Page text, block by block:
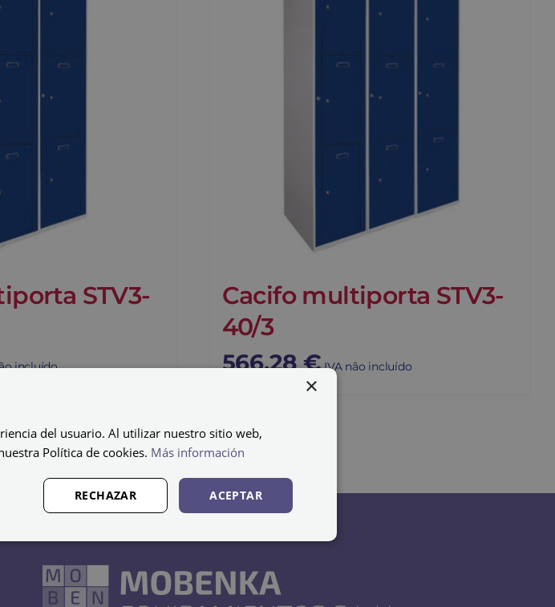
STV3-
incluído
Cacifo multiporta STV3-
40/3
566,28€ IVA não incluído
×
del usuario. Al utilizar nuestro sitio web,
Política de cookies. Más información
ACEPTAR
RECHAZAR